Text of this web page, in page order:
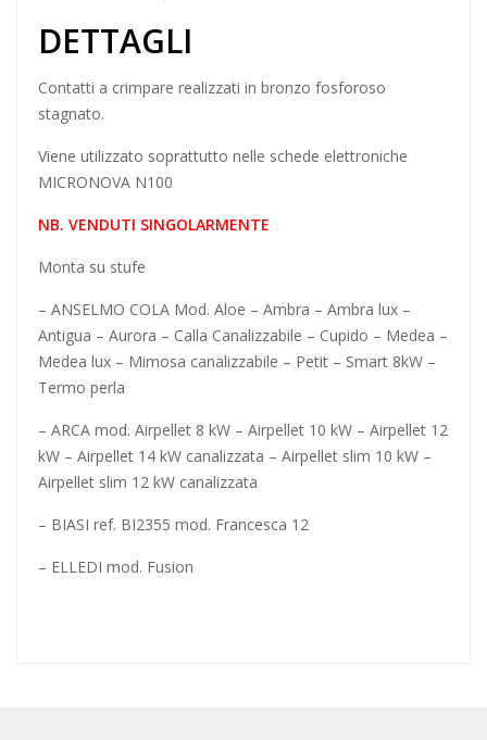
DETTAGLI
Contatti a crimpare realizzati in bronzo fosforoso
stagnato.
Viene utilizzato soprattutto nelle schede elettroniche
MICRONOVA N100
NB. VENDUTI SINGOLARMENTE
Monta su stufe
– ANSELMO COLA Mod. Aloe – Ambra – Ambra lux –
Antigua – Aurora – Calla Canalizzabile – Cupido – Medea –
Medea lux – Mimosa canalizzabile – Petit – Smart 8kW –
Termo perla
– ARCA mod. Airpellet 8 kW – Airpellet 10 kW – Airpellet 12
kW – Airpellet 14 kW canalizzata – Airpellet slim 10 kW –
Airpellet slim 12 kW canalizzata
– BIASI ref. BI2355 mod. Francesca 12
– ELLEDI mod. Fusion